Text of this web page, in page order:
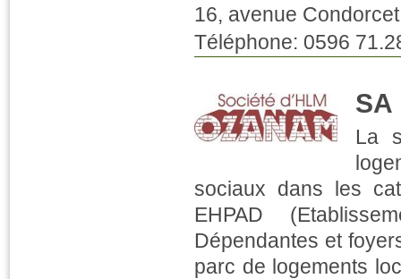
16, avenue
Téléphone: 0596
SA
La
sociaux dans les
EHPAD
Dépendantes et
parc de logements